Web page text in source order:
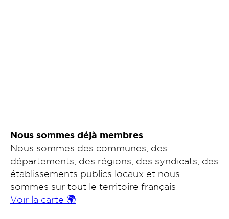
Nous sommes déjà membres
Nous sommes des communes, des
départements, des régions, des syndicats, des
établissements publics locaux et nous
sommes sur tout le territoire français
Voir la carte 🌍